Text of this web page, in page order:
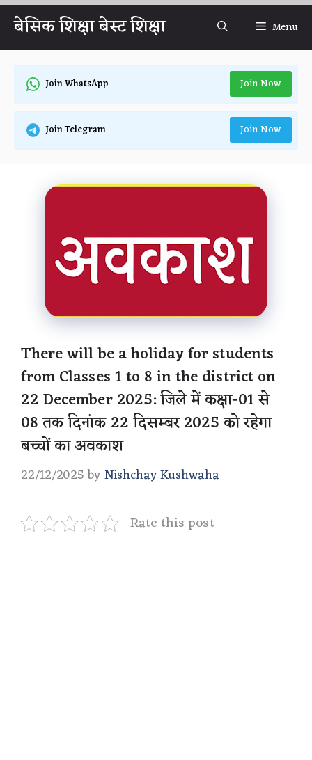
Skipबेसिक शिक्षा बेस्ट शिक्षा Menu
Join WhatsApp Join Now
Join Telegram Join Now
There will be a holiday for students
from Classes 1 to 8 in the district on
22 December 2025: जिले में कक्षा-01 से
08 तक दिनांक 22 दिसम्बर 2025 को रहेगा
बच्चों का अवकाश
22/12/2025 byNishchay Kushwaha
Rate this post